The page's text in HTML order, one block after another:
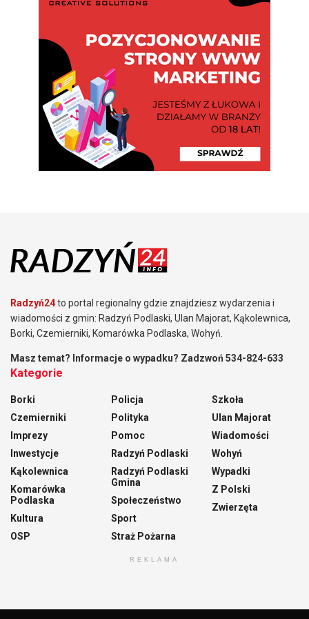
Radzyń24to portal regionalny gdzie znajdziesz wydarzenia i
wiadomości z gmin: Radzyń Podlaski, Ulan Majorat, Kąkolewnica,
Borki, Czemierniki, Komarówka Podlaska, Wohyń.
Masz temat? Informacje o wypadku? Zadzwoń 534-824-633
Kategorie
Borki
Czemierniki
Imprezy
Inwestycje
Kąkolewnica
Komarówka
Podlaska
Kultura
OSP
Policja
Polityka
Pomoc
Radzyń Podlaski
Radzyń Podlaski
Gmina
Społeczeństwo
Sport
Straż Pożarna
Szkoła
Ulan Majorat
Wiadomości
Wohyń
Wypadki
Z Polski
Zwierzęta
REKLAMA